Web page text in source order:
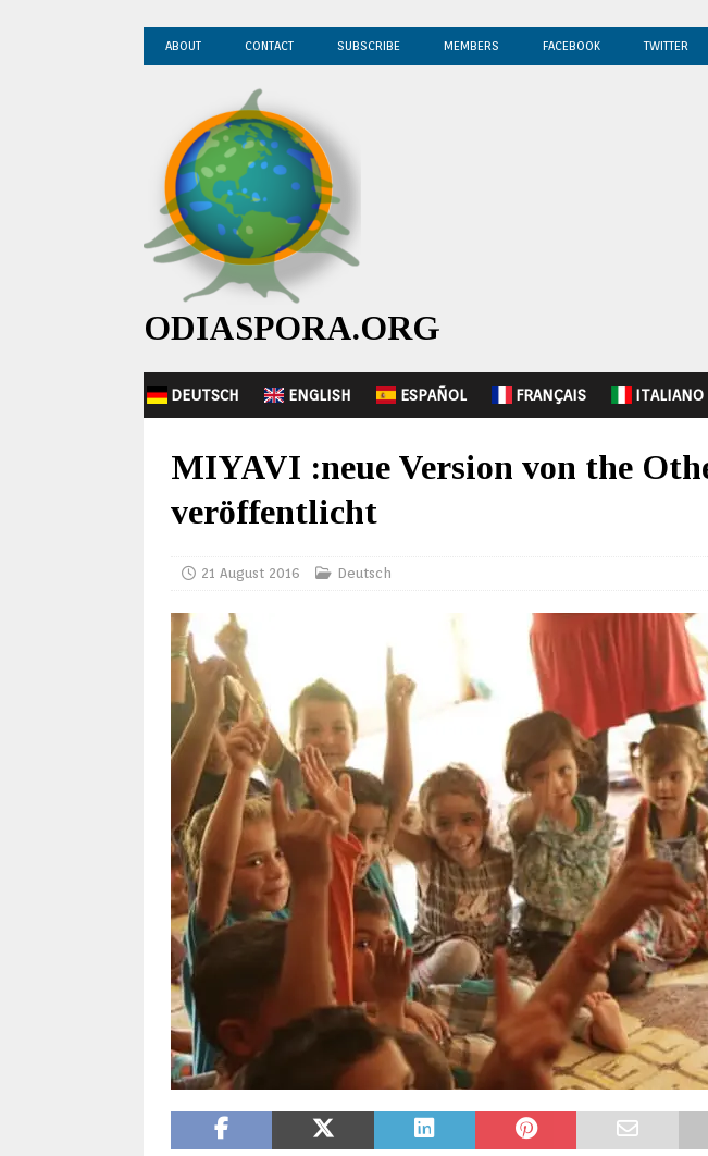
ABOUT CONTACT SUBSCRIBE MEMBERS FACEBOOK TWITTER
ODIASPORA.ORG
DEUTSCH ENGLISH ESPAÑOL FRANÇAIS ITALIANO
MIYAVI :neue Version von the
veröffentlicht
21 August 2016 Deutsch